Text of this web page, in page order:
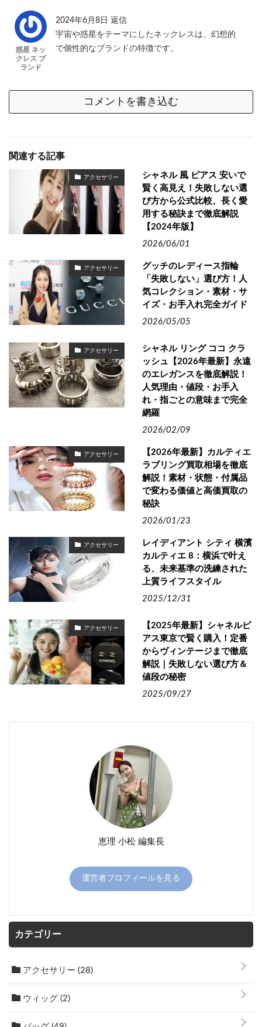
惑星 ネッ
クレス ブ
ランド
2024年6月8日 返信
宇宙や惑星をテーマにしたネックレスは、幻想的
で個性的なブランドの特徴です。
コメントを書き込む
関連する記事
アクセサリー
シャネル 風 ピアス 安いで
賢く高見え！失敗しない選
び方から公式比較、長く愛
用する秘訣まで徹底解説
【2024年版】
2026/06/01
アクセサリー
グッチのレディース指輪
「失敗しない」選び方！人
気コレクション・素材・サ
イズ・お手入れ完全ガイド
2026/05/05
アクセサリー
シャネル リング ココ クラ
ッシュ【2026年最新】永遠
のエレガンスを徹底解説！
人気理由・値段・お手入
れ・指ごとの意味まで完全
網羅
2026/02/09
アクセサリー
【2026年最新】カルティエ
ラブリング買取相場を徹底
解説！素材・状態・付属品
で変わる価値と高価買取の
秘訣
2026/01/23
アクセサリー
レイディアント シティ 横濱
カルティエ 8：横浜で叶え
る、未来基準の洗練された
上質ライフスタイル
2025/12/31
アクセサリー
【2025年最新】シャネルピ
アス東京で賢く購入！定番
からヴィンテージまで徹底
解説｜失敗しない選び方＆
値段の秘密
2025/09/27
恵理 小松 編集長
運営者プロフィールを見る
カテゴリー
アクセサリー (28)
ウィッグ (2)